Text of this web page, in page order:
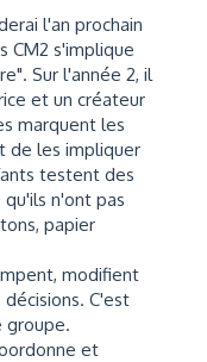
l'an prochain
CM2 s'implique
Sur l'année 2, il
et un créateur
marquent les
de les impliquer
testent des
n'ont pas
papier
modifient
C'est
groupe.
et